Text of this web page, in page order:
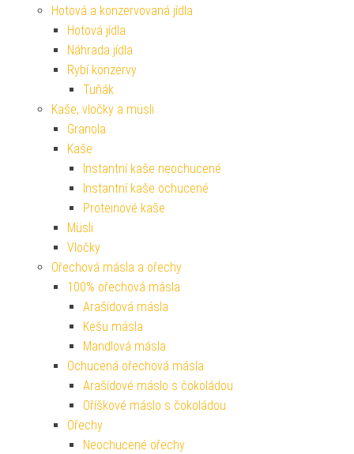
Hotová a konzervovaná jídla
Hotová jídla
Náhrada jídla
Rybí konzervy
Tuňák
Kaše, vločky a müsli
Granola
Kaše
Instantní kaše neochucené
Instantní kaše ochucené
Proteinové kaše
Müsli
Vločky
Ořechová másla a ořechy
100% ořechová másla
Arašídová másla
Kešu másla
Mandlová másla
Ochucená ořechová másla
Arašídové máslo s čokoládou
Oříškové máslo s čokoládou
Ořechy
Neochucené ořechy